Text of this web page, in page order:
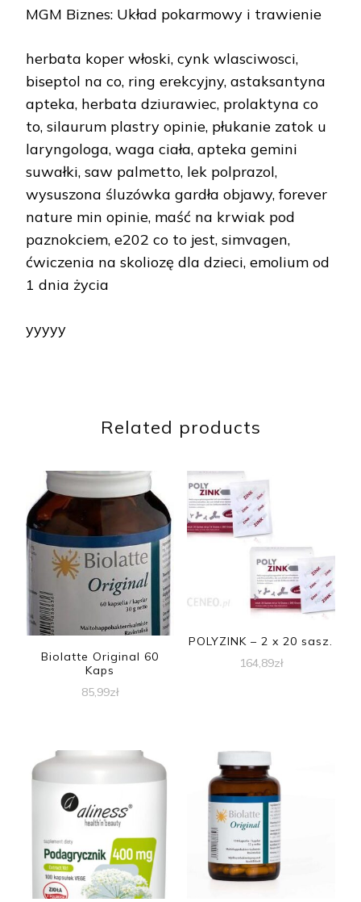
MGM Biznes: Układ pokarmowy i trawienie
herbata koper włoski, cynk wlasciwosci,
biseptol na co, ring erekcyjny, astaksantyna
apteka, herbata dziurawiec, prolaktyna co
to, silaurum plastry opinie, płukanie zatok u
laryngologa, waga ciała, apteka gemini
suwałki, saw palmetto, lek polprazol,
wysuszona śluzówka gardła objawy, forever
nature min opinie, maść na krwiak pod
paznokciem, e202 co to jest, simvagen,
ćwiczenia na skoliozę dla dzieci, emolium od
1 dnia życia
yyyyy
Related products
Biolatte Original 60
Kaps
85,99zł
POLYZINK – 2 x 20 sasz.
164,89zł